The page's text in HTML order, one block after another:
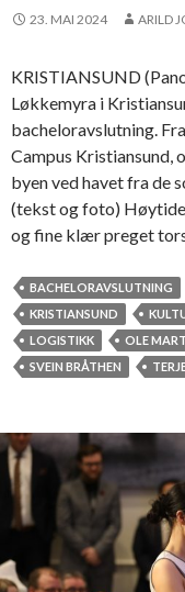
e
e
m
e
d
s
a
n
23. MAI 2024 ARILD
KRISTIANSUND
Løkkemyra i
bacheloravslutning.
Campus Kristiansund,
byen ved havet fra de
(tekst og foto)
og fine klær preget
BACHELORAVSLUTNING
KRISTIANSUND
LOGISTIKK
OLE
SVEIN BRÅTHEN